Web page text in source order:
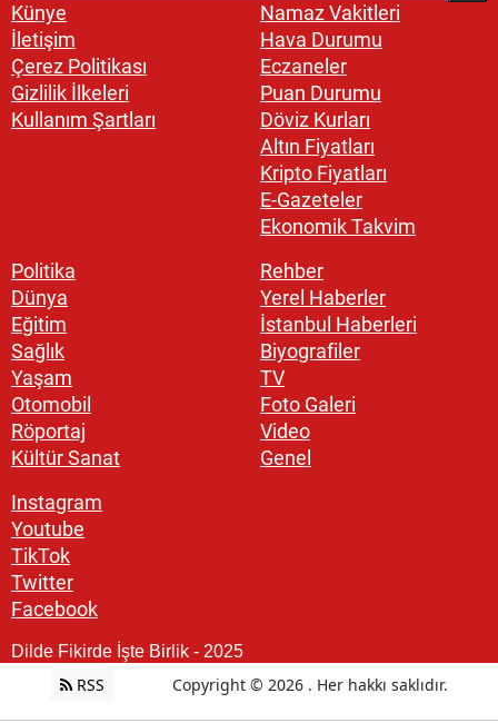
Künye
İletişim
Çerez Politikası
Gizlilik İlkeleri
Kullanım Şartları
Namaz Vakitleri
Hava Durumu
Eczaneler
Puan Durumu
Döviz Kurları
Altın Fiyatları
Kripto Fiyatları
E-Gazeteler
Ekonomik Takvim
Politika
Dünya
Eğitim
Sağlık
Yaşam
Otomobil
Röportaj
Kültür Sanat
Rehber
Yerel Haberler
İstanbul Haberleri
Biyografiler
TV
Foto Galeri
Video
Genel
Instagram
Youtube
TikTok
Twitter
Facebook
Dilde Fikirde İşte Birlik - 2025
RSS Copyright © 2026 . Her hakkı saklıdır.